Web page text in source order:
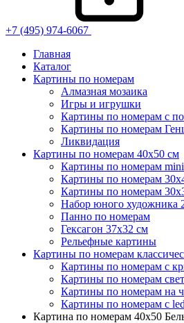
+7 (495) 974-6067
Главная
Каталог
Картины по номерам
Алмазная мозаика
Игры и игрушки
Картины по номерам с
Картины по номерам
Ликвидация
Картины по номерам 40х50 см
Картины по номерам
Картины по номерам
Картины по номерам
Набор юного художника
Панно по номерам
Гексагон 37х32 см
Рельефные картины
Картины по номерам
Картины по номерам с
Картины по номерам
Картины по номерам на
Картины по номерам с
Картина по номерам 40х50